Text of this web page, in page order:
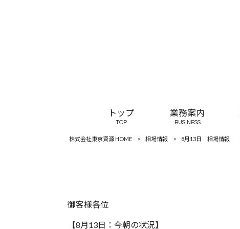
トップ
TOP
業務案内
BUSINESS
株式会社東京資源 HOME > 相場情報 > 8月13日 相場情報
御客様各位
【8月13日：今朝の状況】